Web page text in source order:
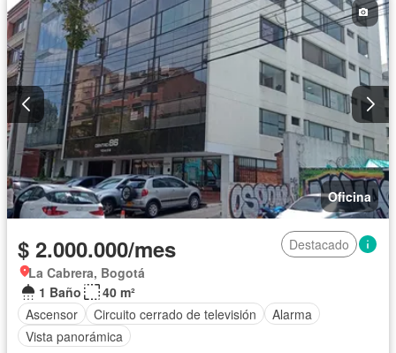
Oficina
$ 2.000.000/mes
Destacado
La Cabrera, Bogotá
1 Baño
40 m²
Ascensor
Circuito cerrado de televisión
Alarma
Vista panorámica